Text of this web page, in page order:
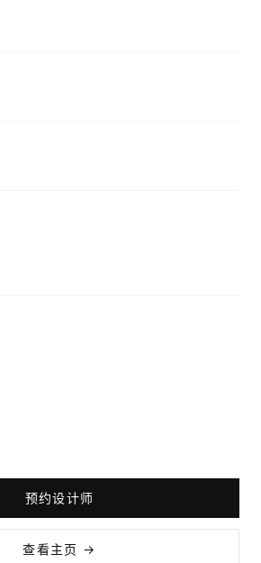
预约设计师
查看主页 →